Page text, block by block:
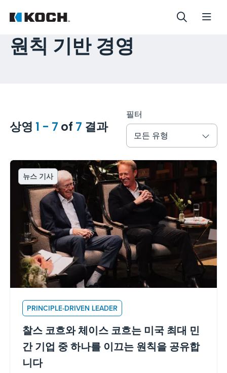
원칙 기반 경영
상영 1 - 7of7 결과
필터
모든 유형
뉴스 기사
PRINCIPLE-DRIVEN LEADER
찰스 코흐와 체이스 코흐는 미국 최대 민
간 기업 중 하나를 이끄는 원칙을 공유합
니다